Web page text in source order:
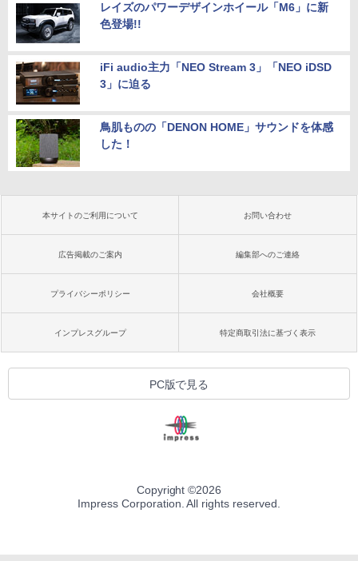
レイズのパワーデザインホイール「M6」に新
色登場!!
iFi audio主力「NEO Stream 3」「NEO iDSD
3」に迫る
鳥肌ものの「DENON HOME」サウンドを体感
した！
本サイトのご利用について お問い合わせ
広告掲載のご案内 編集部へのご連絡
プライバシーポリシー 会社概要
インプレスグループ 特定商取引法に基づく表示
PC版で見る
Copyright ©2026
Impress Corporation. All rights reserved.